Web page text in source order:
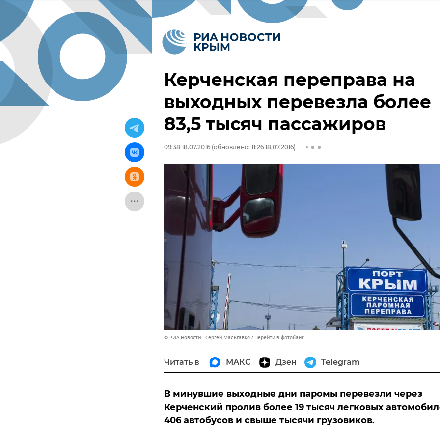
Керченская переправа на
выходных перевезла более
83,5 тысяч пассажиров
09:38 18.07.2016 (обновлено: 11:26 18.07.2016)
© РИА Новости . Сергей Мальгавко Перейти в фотобанк
Читать в МАКС Дзен Telegram
В минувшие выходные дни паромы перевезли через
Керченский пролив более 19 тысяч легковых
406 автобусов и свыше тысячи грузовиков.